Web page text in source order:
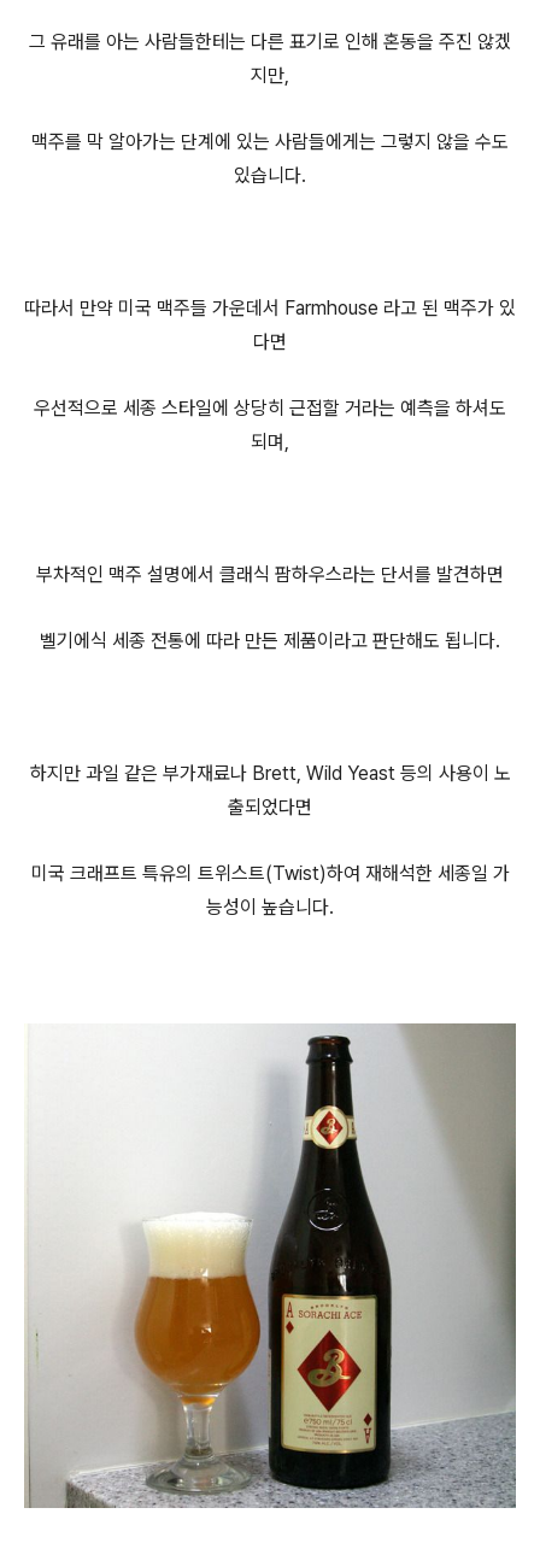
그 유래를 아는 사람들한테는 다른 표기로 인해 혼동을 주진 않겠
지만,
맥주를 막 알아가는 단계에 있는 사람들에게는 그렇지 않을 수도
있습니다.
따라서 만약 미국 맥주들 가운데서 Farmhouse 라고 된 맥주가 있
다면
우선적으로 세종 스타일에 상당히 근접할 거라는 예측을 하셔도
되며,
부차적인 맥주 설명에서 클래식 팜하우스라는 단서를 발견하면
벨기에식 세종 전통에 따라 만든 제품이라고 판단해도 됩니다.
하지만 과일 같은 부가재료나 Brett, Wild Yeast 등의 사용이 노
출되었다면
미국 크래프트 특유의 트위스트(Twist)하여 재해석한 세종일 가
능성이 높습니다.